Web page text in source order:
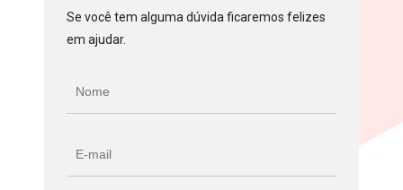
Se você tem alguma dúvida ficaremos felizes
em ajudar.